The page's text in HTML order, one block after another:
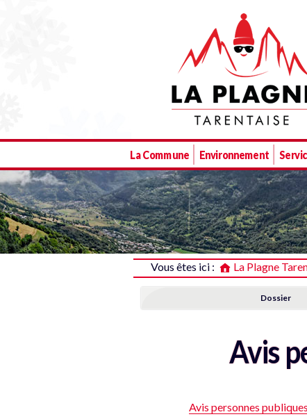
La Plagne Tarentaise
La Commune Environnement
Vous êtes ici : La Plagne
Dossier
Avis
Avis personnes